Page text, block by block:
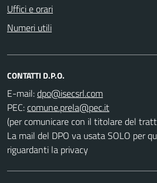
Uffici e orari
Numeri utili
CONTATTI D.P.O.
E-mail:
PEC:
(per comunicare con il titolare del
La mail del DPO va usata SOLO per
riguardanti la privacy